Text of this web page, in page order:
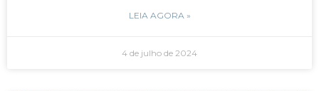
LEIA AGORA »
4 de julho de 2024